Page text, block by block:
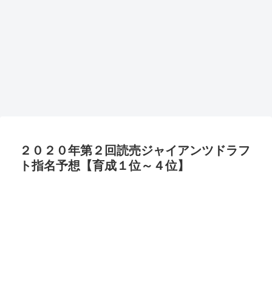
２０２０年第２回読売ジャイアンツドラフ
ト指名予想【育成１位～４位】